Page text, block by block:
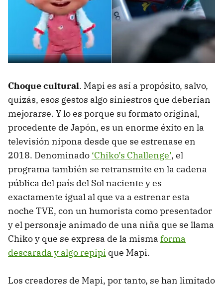
Choque cultural. Mapi es así a propósito, salvo,
quizás, esos gestos algo siniestros que deberían
mejorarse. Y lo es porque su formato original,
procedente de Japón, es un enorme éxito en la
televisión nipona desde que se estrenase en
2018. Denominado ‘Chiko’s Challenge’, el
programa también se retransmite en la cadena
pública del país del Sol naciente y es
exactamente igual al que va a estrenar esta
noche TVE, con un humorista como presentador
y el personaje animado de una niña que se llama
Chiko y que se expresa de la misma forma
descarada y algo repipi que Mapi.
Los creadores de Mapi, por tanto, se han limitado